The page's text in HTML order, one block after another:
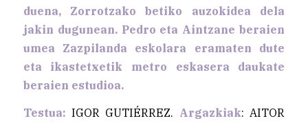
duena, Zorrotzako betiko auzokidea dela
jakin dugunean. Pedro eta Aintzane beraien
umea Zazpilanda eskolara eramaten dute
eta ikastetxetik metro eskasera daukate
beraien estudioa.
Testua: IGOR GUTIÉRREZ. Argazkiak: AITOR